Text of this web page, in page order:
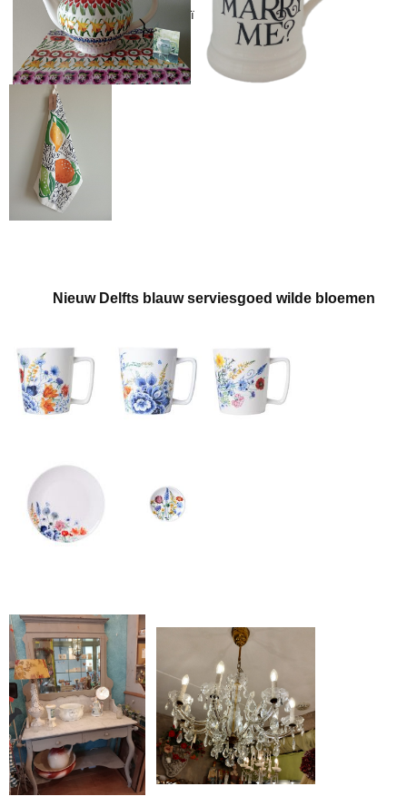
ï
Nieuw Delfts blauw serviesgoed wilde bloemen